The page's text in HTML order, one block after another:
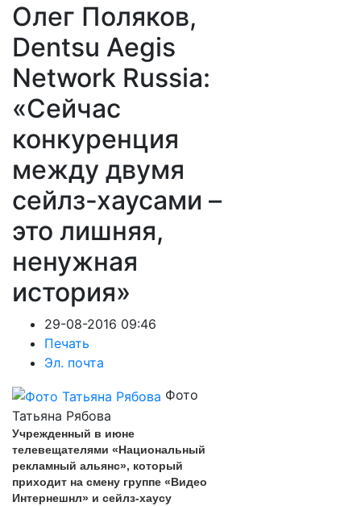
Олег Поляков,
Dentsu Aegis
Network Russia:
«Сейчас
конкуренция
между двумя
сейлз-хаусами –
это лишняя,
ненужная
история»
29-08-2016 09:46
Печать
Эл. почта
Фото
Татьяна Рябова
Учрежденный в июне
телевещателями «Национальный
рекламный альянс», который
приходит на смену группе «Видео
Интернешнл» и сейлз-хаусу